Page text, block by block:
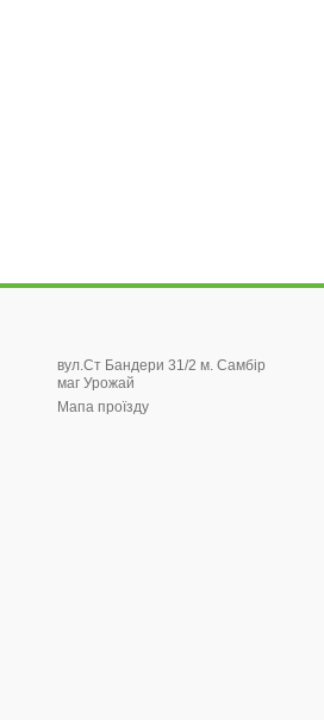
вул.Ст Бандери 31/2 м. Самбір
маг Урожай
Мапа проїзду